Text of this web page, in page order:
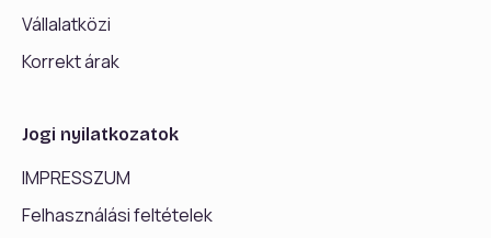
Vállalatközi
Korrekt árak
Jogi nyilatkozatok
IMPRESSZUM
Felhasználási feltételek